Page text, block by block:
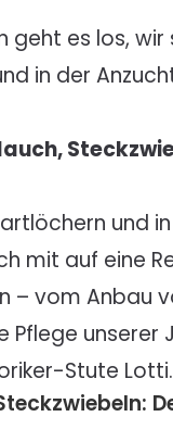
geht es los,
in der
und
mit auf eine
– vom Anbau
Pflege unserer
Stute Lotti.